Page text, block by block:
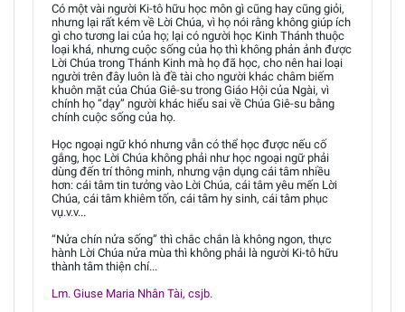
Có một vài người Ki-tô hữu học môn gì cũng hay cũng giỏi,
nhưng lại rất kém về Lời Chúa, vì họ nói rằng không giúp ích
gì cho tương lai của họ; lại có người học Kinh Thánh thuộc
loại khá, nhưng cuộc sống của họ thì không phản ảnh được
Lời Chúa trong Thánh Kinh mà họ đã học, cho nên hai loại
người trên đây luôn là đề tài cho người khác châm biếm
khuôn mặt của Chúa Giê-su trong Giáo Hội của Ngài, vì
chính họ “dạy” người khác hiểu sai về Chúa Giê-su bằng
chính cuộc sống của họ.
Học ngoại ngữ khó nhưng vẫn có thể học được nếu cố
gắng, học Lời Chúa không phải như học ngoại ngữ phải
dùng đến trí thông minh, nhưng vận dụng cái tâm nhiều
hơn: cái tâm tin tưởng vào Lời Chúa, cái tâm yêu mến Lời
Chúa, cái tâm khiêm tốn, cái tâm hy sinh, cái tâm phục
vụ.v.v...
“Nửa chín nửa sống” thì chắc chắn là không ngon, thực
hành Lời Chúa nửa mùa thì không phải là người Ki-tô hữu
thành tâm thiện chí...
Lm. Giuse Maria Nhân Tài, csjb.